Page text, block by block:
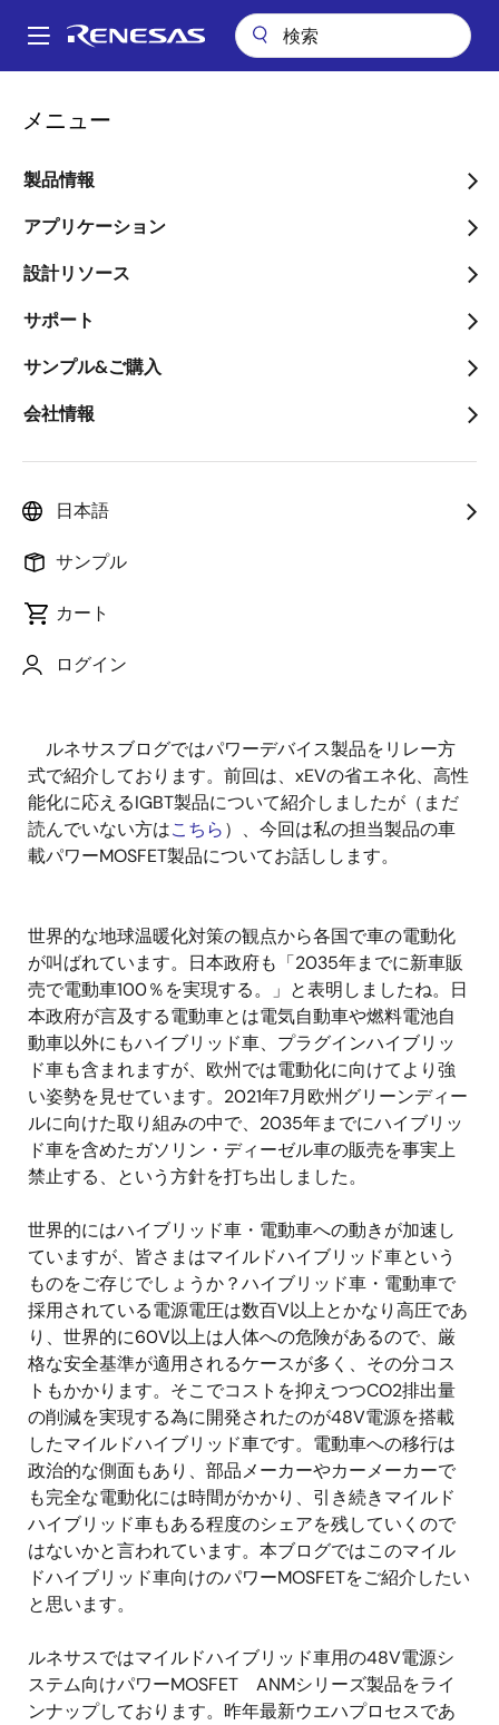
ン
Main
メニュー
製品情報
アプリケーション
設計リソース
サポート
サンプル&ご購入
会社情報
日本語
サンプル
カート
ログイン
パ
ン
く
ず
超低オン抵抗！マイルドハイブリッド車向けパワーMOSFET ～車載
超低オン抵抗！マイルドハ
イブリッド車向けパワー
MOSFET ～車載MOSFET
編～
画
古谷景佑
公開日:2021年11月9日
古谷と申します。車載パワーMOSFETのマーケティン
ルネサスブログではパワーデバイス製品をリレー方
式で紹介しております。前回は、xEVの省エネ化、高性
能化に応えるIGBT製品について紹介しましたが（まだ
読んでいない方はこちら）、今回は私の担当製品の車
載パワーMOSFET製品についてお話しします。
世界的な地球温暖化対策の観点から各国で車の電動化
が叫ばれています。日本政府も「2035年までに新車販
売で電動車100％を実現する。」と表明しましたね。日
本政府が言及する電動車とは電気自動車や燃料電池自
動車以外にもハイブリッド車、プラグインハイブリッ
ド車も含まれますが、欧州では電動化に向けてより強
い姿勢を見せています。2021年7月欧州グリーンディー
ルに向けた取り組みの中で、2035年までにハイブリッ
ド車を含めたガソリン・ディーゼル車の販売を事実上
禁止する、という方針を打ち出しました。
世界的にはハイブリッド車・電動車への動きが加速し
ていますが、皆さまはマイルドハイブリッド車という
ものをご存じでしょうか？ハイブリッド車・電動車で
採用されている電源電圧は数百V以上とかなり高圧であ
り、世界的に60V以上は人体への危険があるので、厳
格な安全基準が適用されるケースが多く、その分コス
トもかかります。そこでコストを抑えつつCO2排出量
の削減を実現する為に開発されたのが48V電源を搭載
したマイルドハイブリッド車です。電動車への移行は
政治的な側面もあり、部品メーカーやカーメーカーで
も完全な電動化には時間がかかり、引き続きマイルド
ハイブリッド車もある程度のシェアを残していくので
はないかと言われています。本ブログではこのマイル
ドハイブリッド車向けのパワーMOSFETをご紹介したい
と思います。
ルネサスではマイルドハイブリッド車用の48V電源シ
ステム向けパワーMOSFET ANMシリーズ製品をライ
ンナップしております。昨年最新ウエハプロセスであ